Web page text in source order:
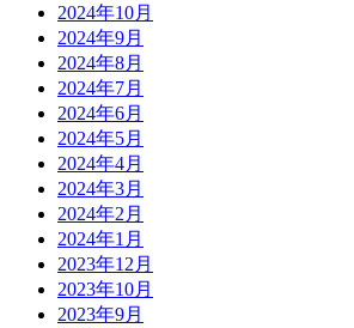
2024年10月
2024年9月
2024年8月
2024年7月
2024年6月
2024年5月
2024年4月
2024年3月
2024年2月
2024年1月
2023年12月
2023年10月
2023年9月